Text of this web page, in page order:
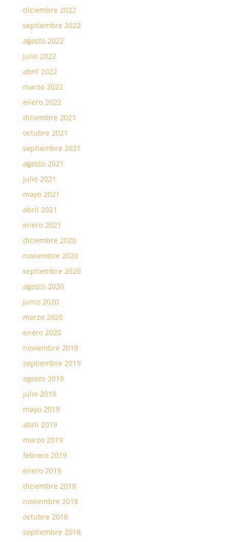
diciembre 2022
septiembre 2022
agosto 2022
julio 2022
abril 2022
marzo 2022
enero 2022
diciembre 2021
octubre 2021
septiembre 2021
agosto 2021
julio 2021
mayo 2021
abril 2021
enero 2021
diciembre 2020
noviembre 2020
septiembre 2020
agosto 2020
junio 2020
marzo 2020
enero 2020
noviembre 2019
septiembre 2019
agosto 2019
julio 2019
mayo 2019
abril 2019
marzo 2019
febrero 2019
enero 2019
diciembre 2018
noviembre 2018
octubre 2018
septiembre 2018